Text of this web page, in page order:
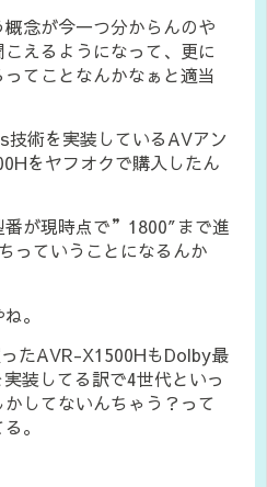
念が今一つ分からんのや
えるようになって、更に
てことなんかなぁと適当
術を実装しているAVアン
をヤフオクで購入したん
番が現時点で”1800″まで進
っていうことになるんか
。
たAVR-X1500HもDolby最
装してる訳で4世代といっ
してないんちゃう？って
。